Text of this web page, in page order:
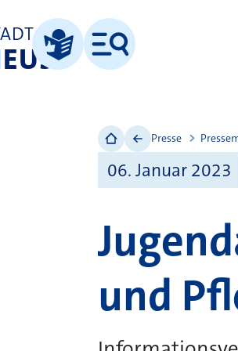
Leichte Sprache
Menü
Presse
06. Januar 2023
und